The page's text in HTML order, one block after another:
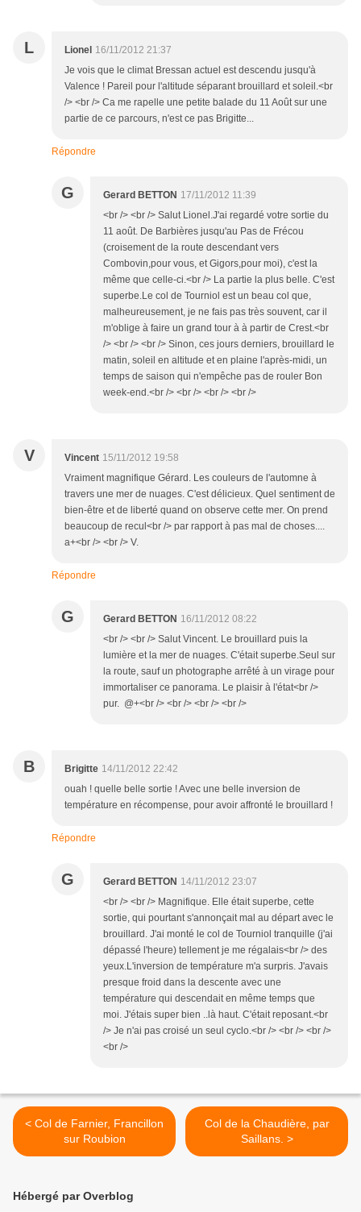
L Lionel 16/11/2012 21:37
Je vois que le climat Bressan actuel est descendu jusqu'à
Valence ! Pareil pour l'altitude séparant brouillard et soleil.<br
/> <br /> Ca me rapelle une petite balade du 11 Août sur une
partie de ce parcours, n'est ce pas Brigitte...
Répondre
G Gerard BETTON 17/11/2012 11:39
<br /> <br /> Salut Lionel.J'ai regardé votre sortie du
11 août. De Barbières jusqu'au Pas de Frécou
(croisement de la route descendant vers
Combovin,pour vous, et Gigors,pour moi), c'est la
même que celle-ci.<br /> La partie la plus belle. C'est
superbe.Le col de Tourniol est un beau col que,
malheureusement, je ne fais pas très souvent, car il
m'oblige à faire un grand tour à à partir de Crest.<br
/> <br /> <br /> Sinon, ces jours derniers, brouillard le
matin, soleil en altitude et en plaine l'après-midi, un
temps de saison qui n'empêche pas de rouler Bon
week-end.<br /> <br /> <br /> <br />
V Vincent 15/11/2012 19:58
Vraiment magnifique Gérard. Les couleurs de l'automne à
travers une mer de nuages. C'est délicieux. Quel sentiment de
bien-être et de liberté quand on observe cette mer. On prend
beaucoup de recul<br /> par rapport à pas mal de choses....
a+<br /> <br /> V.
Répondre
G Gerard BETTON 16/11/2012 08:22
<br /> <br /> Salut Vincent. Le brouillard puis la
lumière et la mer de nuages. C'était superbe.Seul sur
la route, sauf un photographe arrêté à un virage pour
immortaliser ce panorama. Le plaisir à l'état<br />
pur. @+<br /> <br /> <br /> <br />
B Brigitte 14/11/2012 22:42
ouah ! quelle belle sortie ! Avec une belle inversion de
température en récompense, pour avoir affronté le brouillard !
Répondre
G Gerard BETTON 14/11/2012 23:07
<br /> <br /> Magnifique. Elle était superbe, cette
sortie, qui pourtant s'annonçait mal au départ avec le
brouillard. J'ai monté le col de Tourniol tranquille (j'ai
dépassé l'heure) tellement je me régalais<br /> des
yeux.L'inversion de température m'a surpris. J'avais
presque froid dans la descente avec une
température qui descendait en même temps que
moi. J'étais super bien ..là haut. C'était reposant.<br
/> Je n'ai pas croisé un seul cyclo.<br /> <br /> <br />
<br />
< Col de Farnier, Francillon
sur Roubion
Col de la Chaudière, par
Saillans. >
Hébergé par Overblog